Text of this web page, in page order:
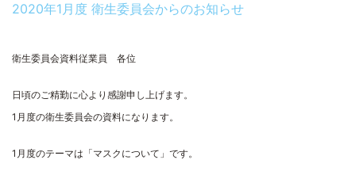
2020年1月度 衛生委員会からのお知らせ
衛生委員会資料従業員 各位
日頃のご精勤に心より感謝申し上げます。
1 月度の衛生委員会の資料になります。
1月度のテーマは「マスクについて」です。